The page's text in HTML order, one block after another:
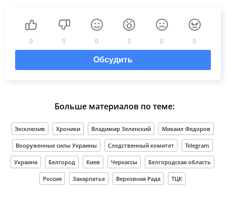
0 0 0 0 0 0
Обсудить
Больше материалов по теме:
Эксклюзив Хроники Владимир Зеленский Михаил Федоров
Вооруженные силы Украины Следственный комитет Telegram
Украина Белгород Киев Черкассы Белгородская область
Россия Закарпатье Верховная Рада ТЦК